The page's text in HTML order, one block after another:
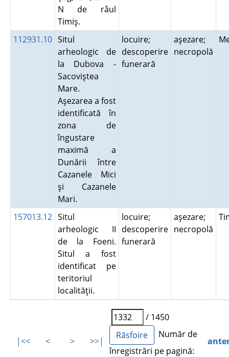
N de râul
Timiş.
112931.10 Situl
arheologic de
la Dubova -
Sacoviştea
Mare.
Aşezarea a fost
identificată în
zona de
îngustare
maximă a
Dunării între
Cazanele Mici
şi Cazanele
Mari.
locuire;
descoperire
funerară
aşezare;
necropolă
157013.12 Situl
arheologic II
de la Foeni.
Situl a fost
identificat pe
teritoriul
localităţii.
locuire;
descoperire
funerară
aşezare;
necropolă
|<< < > >>|
/ 1450
Număr de
înregistrări pe pagină: